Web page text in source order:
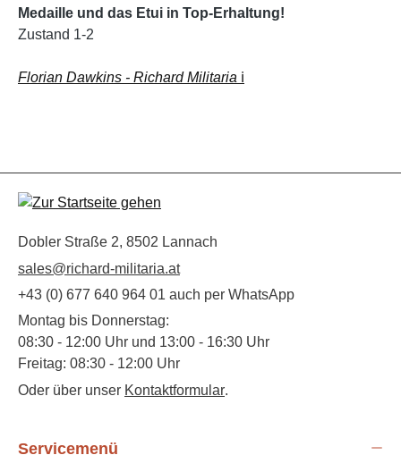
Medaille und das Etui in Top-Erhaltung!
Zustand 1-2
Florian Dawkins - Richard Militaria ℹ️
Dobler Straße 2, 8502 Lannach
sales@richard-militaria.at
+43 (0) 677 640 964 01 auch per WhatsApp
Montag bis Donnerstag:
08:30 - 12:00 Uhr und 13:00 - 16:30 Uhr
Freitag: 08:30 - 12:00 Uhr
Oder über unser Kontaktformular.
Servicemenü